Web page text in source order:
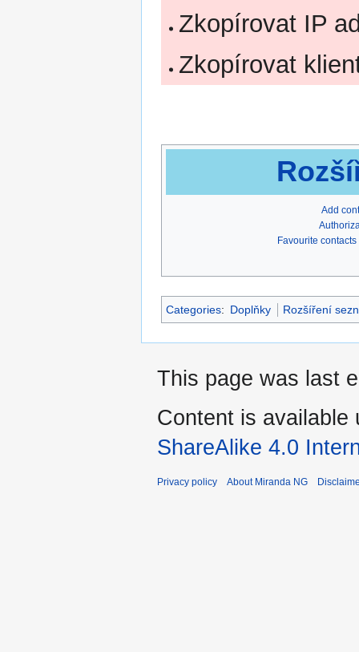
Zkopírovat IP
Zkopírovat
Add
Favourite contacts
Categories: Doplňky Rozšíření
This page was last
Content is available
ShareAlike 4.0
Privacy policy About Miranda NG